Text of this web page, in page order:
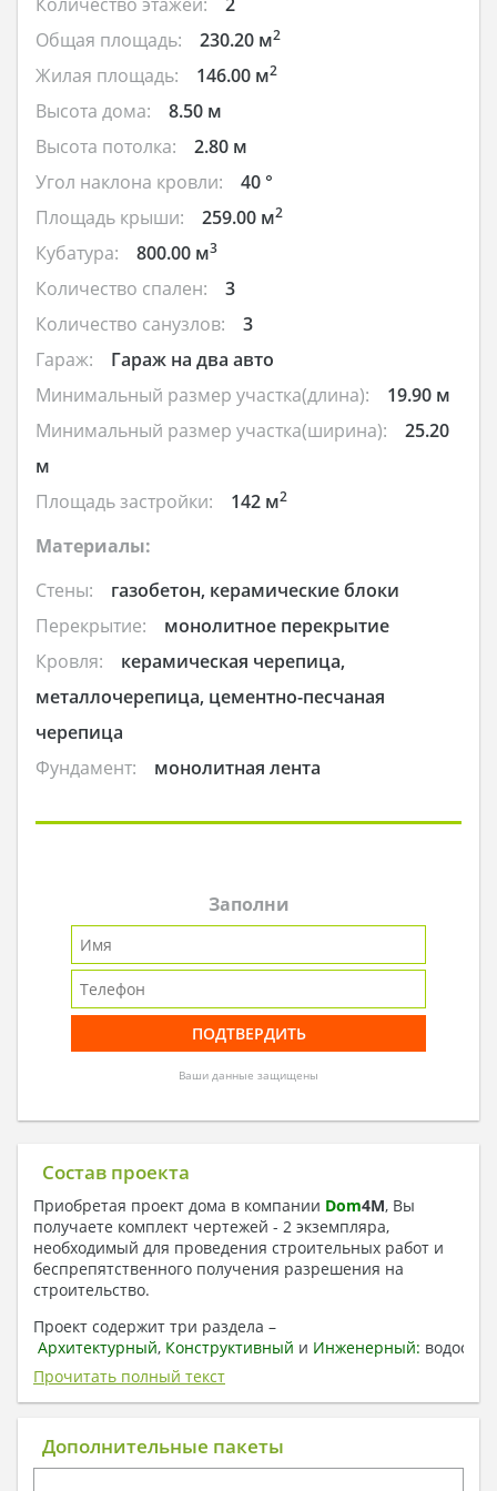
Общая площадь:
230.20 м2
Жилая площадь: 146.00 м2
Высота дома:
8.50 м
Высота потолка:
2.80 м
Угол наклона кровли:
40 °
Площадь крыши:
259.00 м2
Кубатура: 800.00 м3
Количество спален:
3
Количество санузлов:
3
Гараж:
Гараж на два авто
Минимальный размер участка(длина):
19.90 м
Минимальный размер участка(ширина):
25.20
м
Площадь застройки:
142 м2
Материалы:
Стены:
газобетон, керамические блоки
Перекрытие:
монолитное перекрытие
Кровля:
керамическая черепица,
металлочерепица, цементно-песчаная
черепица
Фундамент:
монолитная лента
Заполни
Ваши данные защищены
Состав проекта
Приобретая проект дома в компании Dom4M, Вы
получаете комплект чертежей - 2 экземпляра,
необходимый для проведения строительных работ и
беспрепятственного получения разрешения на
строительство.
Проект содержит три раздела –
Архитектурный, Конструктивный и Инженерный:
отопление, вентиляция, канализация,
электроснабжение (приобретается за дополнительную
плату) + Пояснительная записка.
1. Архитектурный раздел:
Прочитать полный текст
Дополнительные пакеты